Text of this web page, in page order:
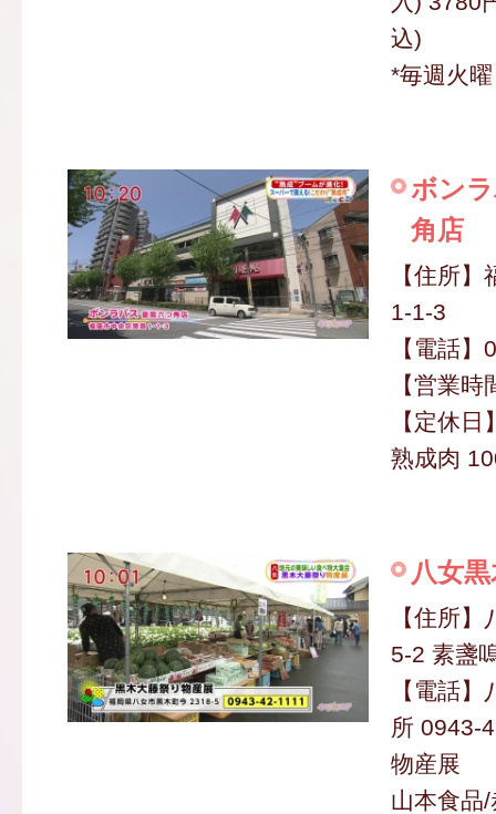
込)
*毎週火
ボン
角店
【住所
1-1-3
【電話
【営業
【定休
熟成肉
八女
【住所
5-2 素盞
【電話
所 0943-
物産展
山本食品